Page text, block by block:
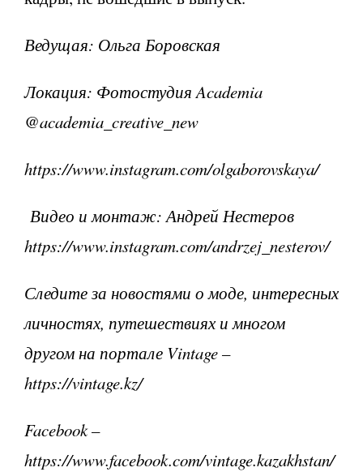
Ведущая: Ольга Боровская
Локация: Фотостудия Academia
@academia_creative_new
https://www.instagram.com/olgaborovskaya/
Видео и монтаж: Андрей Нестеров
https://www.instagram.com/andrzej_nesterov/
Следите за новостями о моде, интересных
личностях, путешествиях и многом
другом на портале Vintage –
https://vintage.kz/
Facebook –
https://www.facebook.com/vintage.kazakhstan/